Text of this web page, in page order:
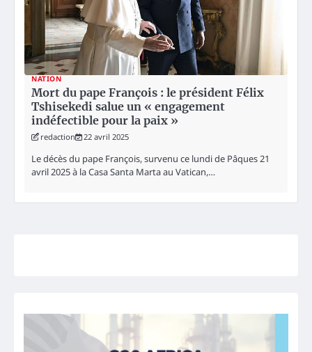
NATION
Mort du pape François : le président Félix
Tshisekedi salue un « engagement
indéfectible pour la paix »
redaction 22 avril 2025
Le décès du pape François, survenu ce lundi de Pâques 21
avril 2025 à la Casa Santa Marta au Vatican,…